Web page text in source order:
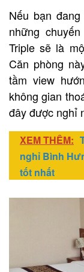
Nếu bạn
những
Triple sẽ là
Căn phòng
tầm view
không gian
đây được nghỉ
XEM THÊM:
nghỉ Bình
tốt nhất